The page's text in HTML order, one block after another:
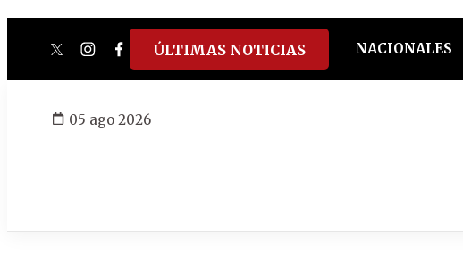
twitterinstagram
facebook
tiktokyoutube
spotify
ÚLTIMAS NOTICIAS NACIONALES
05 ago 2026